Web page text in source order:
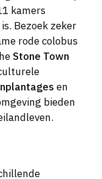
kamers
Bezoek zeker
rode colobus
Stone Town
en
bieden